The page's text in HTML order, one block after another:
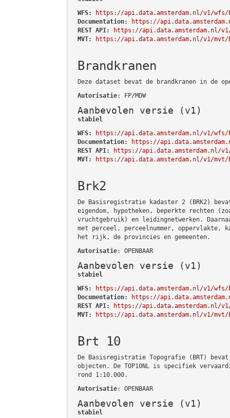
WFS:
https://api.data.amsterdam.nl/v1/wfs/
Documentation:
https://
REST API:
https://api.data.amsterdam.nl/v1/
MVT:
https://api.data.amsterdam.nl/v1/mvt/
Brandkranen
Deze dataset bevat de brandkranen in de
Autorisatie: FP/MDW
Aanbevolen versie (v1)
stabiel
WFS:
https://api.data.amsterdam.nl/v1/wfs/
Documentation:
https://
REST API:
https://api.data.amsterdam.nl/
MVT:
https://api.data.amsterdam.nl/v1/mvt/
Brk2
De Basisregistratie kadaster 2 (BRK2)
eigendom, hypotheken, beperkte rechten
vruchtgebruik) en leidingnetwerken.
met perceel, perceelnummer, oppervlakte,
het rijk, de provincies en gemeenten.
Autorisatie: OPENBAAR
Aanbevolen versie (v1)
stabiel
WFS:
https://api.data.amsterdam.nl/v1/wfs/
Documentation:
https://
REST API:
https://api.data.amsterdam.nl/
MVT:
https://api.data.amsterdam.nl/v1/mvt/
Brt 10
De Basisregistratie Topografie (BRT)
objecten. De TOP10NL is specifiek
rond 1:10.000.
Autorisatie: OPENBAAR
Aanbevolen versie (v1)
stabiel